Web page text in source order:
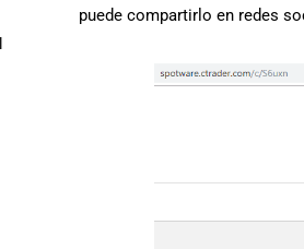
puede compartirlo en redes